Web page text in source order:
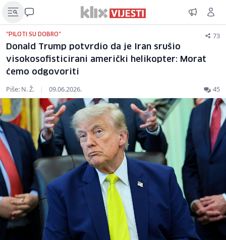
"PILOTI SU DOBRO" 73
Donald Trump potvrdio da je Iran srušio
visokosofisticirani američki helikopter: Morat
ćemo odgovoriti
Piše: N. Ž. | 09.06.2026. 45